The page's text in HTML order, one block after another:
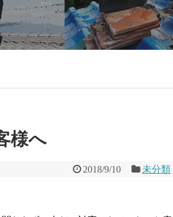
様へ
2018/9/10 未分類